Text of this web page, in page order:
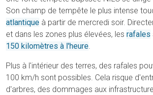
Son champ de tempête le plus intense
atlantique à partir de mercredi soir.
et dans les zones plus élevées, les rafales
150 kilomètres à l'heure.
Plus à l'intérieur des terres, des rafales
100 km/h sont possibles. Cela risque
d'arbres, des dommages aux